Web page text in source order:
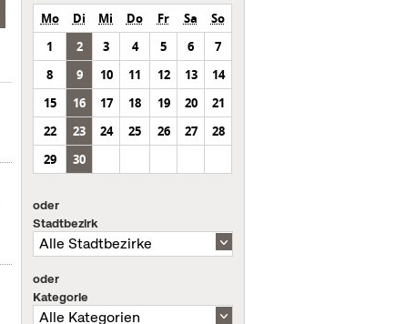
Mo Di Mi Do Fr Sa
So
1
2 3 4 5 6
7
8
9 10 11 12 13
14
15
16 17 18 19 20
21
22
23 24 25 26 27
28
29
30
oder
Stadtbezirk
oder
Kategorie